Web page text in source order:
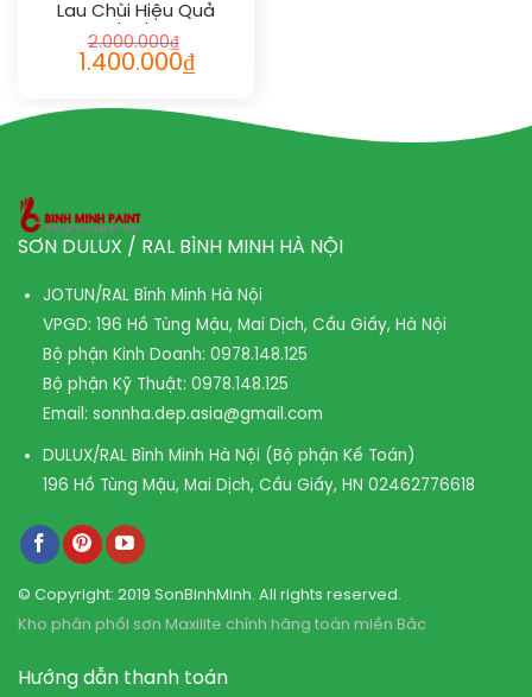
Lau Chùi Hiệu Quả
(1L/5L/18L)
2.000.000₫
1.400.000₫
SƠN DULUX / RAL BÌNH MINH HÀ NỘI
JOTUN/RAL Bình Minh Hà Nội
VPGD: 196 Hồ Tùng Mậu, Mai Dịch, Cầu Giấy, Hà Nội
Bộ phận Kinh Doanh: 0978.148.125
Bộ phận Kỹ Thuật: 0978.148.125
Email: sonnha.dep.asia@gmail.com
DULUX/RAL Bình Minh Hà Nội (Bộ phận Kế Toán)
196 Hồ Tùng Mậu, Mai Dịch, Cầu Giấy, HN 02462776618
© Copyright: 2019 SonBinhMinh. All rights reserved.
Kho phân phối sơn Maxilite chính hãng toàn miền Bắc
Hướng dẫn thanh toán